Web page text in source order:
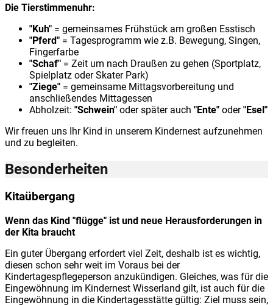
Die Tierstimmenuhr:
"Kuh" = gemeinsames Frühstück am großen Esstisch
"Pferd" = Tagesprogramm wie z.B. Bewegung, Singen,
Fingerfarbe
"Schaf" = Zeit um nach Draußen zu gehen (Sportplatz,
Spielplatz oder Skater Park)
"Ziege" = gemeinsame Mittagsvorbereitung und
anschließendes Mittagessen
Abholzeit: "Schwein" oder später auch "Ente" oder"Esel"
Wir freuen uns Ihr Kind in unserem Kindernest aufzunehmen
und zu begleiten.
Besonderheiten
Kitaübergang
Wenn das Kind "flügge" ist und neue Herausforderungen in
der Kita braucht
Ein guter Übergang erfordert viel Zeit, deshalb ist es wichtig,
diesen schon sehr weit im Voraus bei der
Kindertagespflegeperson anzukündigen. Gleiches, was für die
Eingewöhnung im Kindernest Wisserland gilt, ist auch für die
Eingewöhnung in die Kindertagesstätte gültig: Ziel muss sein,